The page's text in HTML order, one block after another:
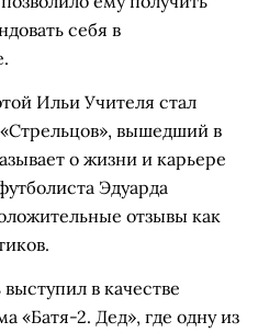
себя в
Ильи Учителя стал
вышедший в
о жизни и карьере
Эдуарда
отзывы как
в качестве
«Батя-2. Дед», где одну из